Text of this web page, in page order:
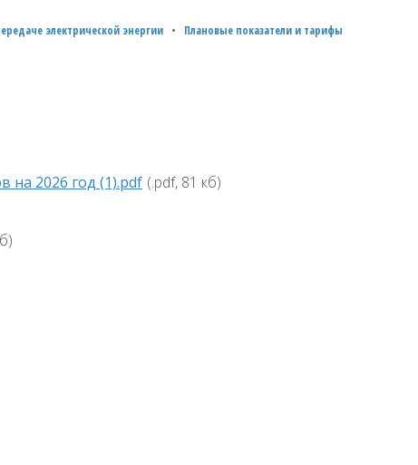
электрической энергии
Плановые показатели и тарифы
на 2026 год (1).pdf (.pdf, 81 кб)